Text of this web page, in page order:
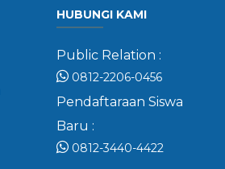
HUBUNGI KAMI
Public Relation :
0812-2206-0456
Pendaftaraan Siswa
Baru :
0812-3440-4422